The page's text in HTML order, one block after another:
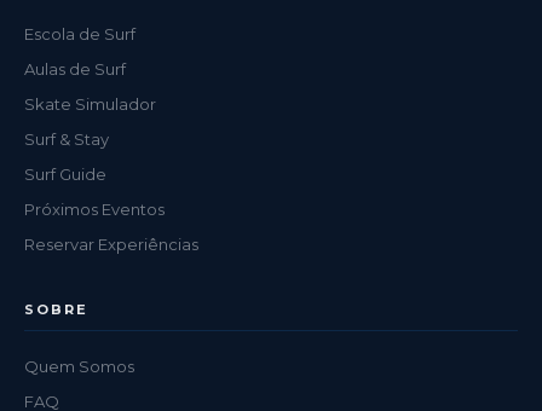
Escola de Surf
Aulas de Surf
Skate Simulador
Surf & Stay
Surf Guide
Próximos Eventos
Reservar Experiências
SOBRE
Quem Somos
FAQ